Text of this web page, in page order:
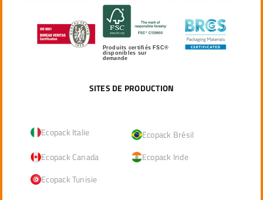
Produits certifiés FSC®
disponibles sur
demande
SITES DE PRODUCTION
Ecopack Italie
Ecopack Brésil
Ecopack Canada
Ecopack Inde
Ecopack Tunisie